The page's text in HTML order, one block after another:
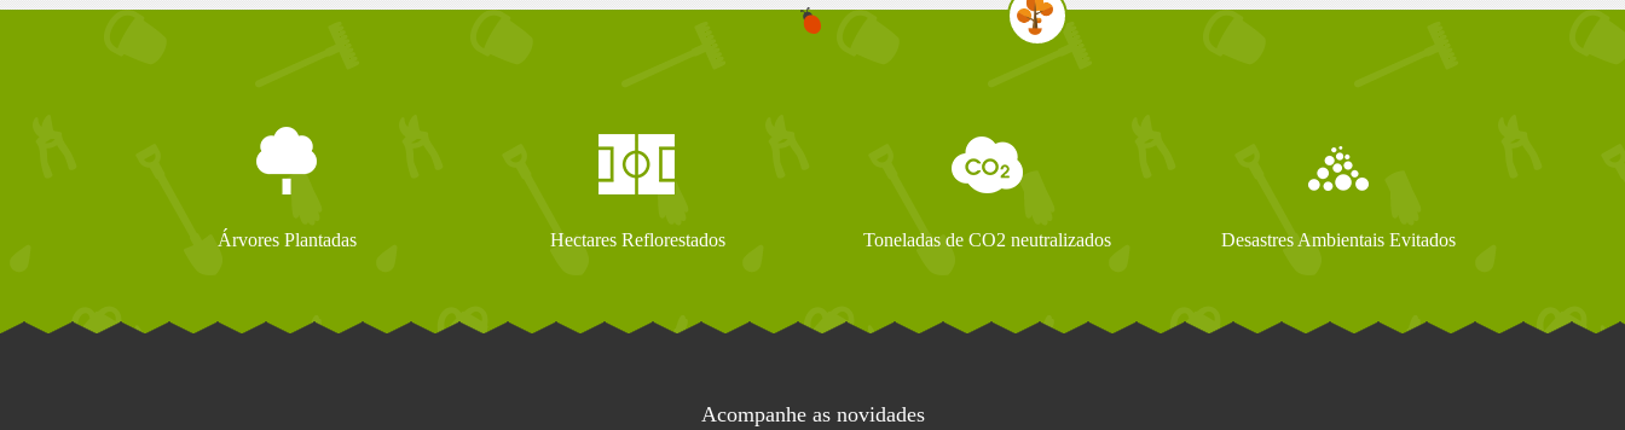
Árvores Plantadas Hectares Reflorestados Toneladas de CO2 neutralizados Desastres Ambientais Evitados
Acompanhe as novidades